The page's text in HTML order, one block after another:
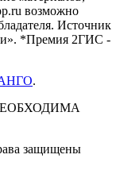
возможно
Источник
*Премия 2ГИС -
.
защищены